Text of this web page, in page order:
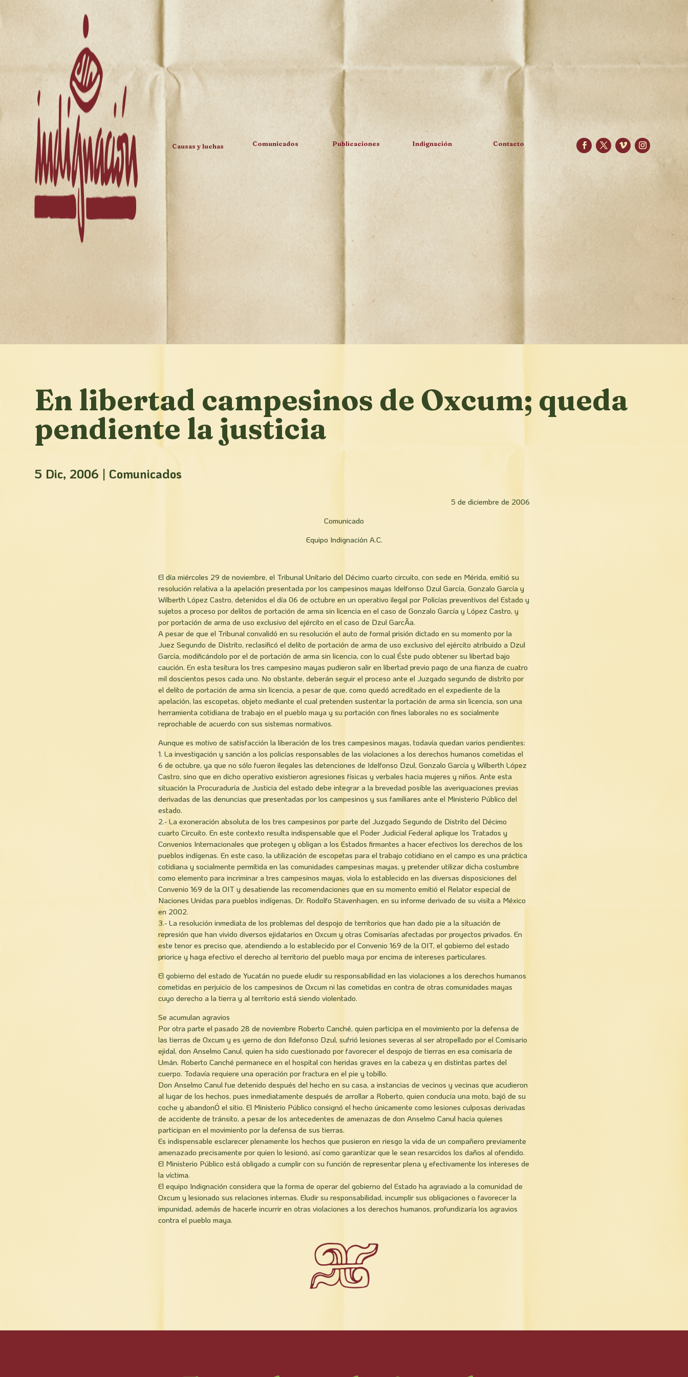
Causas y luchas Comunicados Publicaciones Indignación Contacto
En libertad campesinos de Oxcum; queda
pendiente la justicia
5 Dic, 2006 | Comunicados
5 de diciembre de 2006
Comunicado
Equipo Indignación A.C.
El día miércoles 29 de noviembre, el Tribunal Unitario del Décimo cuarto circuito, con sede en Mérida, emitió su
resolución relativa a la apelación presentada por los campesinos mayas Idelfonso Dzul García, Gonzalo García y
Wilberth López Castro, detenidos el día 06 de octubre en un operativo ilegal por Policías preventivos del Estado y
sujetos a proceso por delitos de portación de arma sin licencia en el caso de Gonzalo García y López Castro, y
por portación de arma de uso exclusivo del ejército en el caso de Dzul GarcÃ­a.
A pesar de que el Tribunal convalidó en su resolución el auto de formal prisión dictado en su momento por la
Juez Segundo de Distrito, reclasificó el delito de portación de arma de uso exclusivo del ejército atribuido a Dzul
García, modificándolo por el de portación de arma sin licencia, con lo cual Éste pudo obtener su libertad bajo
caución. En esta tesitura los tres campesino mayas pudieron salir en libertad previo pago de una fianza de cuatro
mil doscientos pesos cada uno. No obstante, deberán seguir el proceso ante el Juzgado segundo de distrito por
el delito de portación de arma sin licencia, a pesar de que, como quedó acreditado en el expediente de la
apelación, las escopetas, objeto mediante el cual pretenden sustentar la portación de arma sin licencia, son una
herramienta cotidiana de trabajo en el pueblo maya y su portación con fines laborales no es socialmente
reprochable de acuerdo con sus sistemas normativos.
Aunque es motivo de satisfacción la liberación de los tres campesinos mayas, todavía quedan varios pendientes:
1. La investigación y sanción a los policías responsables de las violaciones a los derechos humanos cometidas el
6 de octubre, ya que no sólo fueron ilegales las detenciones de Idelfonso Dzul, Gonzalo Garcí­a y Wilberth López
Castro, sino que en dicho operativo existieron agresiones fí­sicas y verbales hacia mujeres y niños. Ante esta
situación la Procuraduría de Justicia del estado debe integrar a la brevedad posible las averiguaciones previas
derivadas de las denuncias que presentadas por los campesinos y sus familiares ante el Ministerio Público del
estado.
2.- La exoneración absoluta de los tres campesinos por parte del Juzgado Segundo de Distrito del Décimo
cuarto Circuito. En este contexto resulta indispensable que el Poder Judicial Federal aplique los Tratados y
Convenios Internacionales que protegen y obligan a los Estados firmantes a hacer efectivos los derechos de los
pueblos indígenas. En este caso, la utilización de escopetas para el trabajo cotidiano en el campo es una práctica
cotidiana y socialmente permitida en las comunidades campesinas mayas, y pretender utilizar dicha costumbre
como elemento para incriminar a tres campesinos mayas, viola lo establecido en las diversas disposiciones del
Convenio 169 de la OIT y desatiende las recomendaciones que en su momento emitió el Relator especial de
Naciones Unidas para pueblos indígenas, Dr. Rodolfo Stavenhagen, en su informe derivado de su visita a México
en 2002.
3.- La resolución inmediata de los problemas del despojo de territorios que han dado pie a la situación de
represión que han vivido diversos ejidatarios en Oxcum y otras Comisarías afectadas por proyectos privados. En
este tenor es preciso que, atendiendo a lo establecido por el Convenio 169 de la OIT, el gobierno del estado
priorice y haga efectivo el derecho al territorio del pueblo maya por encima de intereses particulares.
El gobierno del estado de Yucatán no puede eludir su responsabilidad en las violaciones a los derechos humanos
cometidas en perjuicio de los campesinos de Oxcum ni las cometidas en contra de otras comunidades mayas
cuyo derecho a la tierra y al territorio está siendo violentado.
Se acumulan agravios
Por otra parte el pasado 28 de noviembre Roberto Canché, quien participa en el movimiento por la defensa de
las tierras de Oxcum y es yerno de don Ildefonso Dzul, sufrió lesiones severas al ser atropellado por el Comisario
ejidal, don Anselmo Canul, quien ha sido cuestionado por favorecer el despojo de tierras en esa comisaría de
Umán. Roberto Canché permanece en el hospital con heridas graves en la cabeza y en distintas partes del
cuerpo. Todavía requiere una operación por fractura en el pie y tobillo.
Don Anselmo Canul fue detenido después del hecho en su casa, a instancias de vecinos y vecinas que acudieron
al lugar de los hechos, pues inmediatamente después de arrollar a Roberto, quien conducía una moto, bajó de su
coche y abandonÓ el sitio. El Ministerio Público consignó el hecho únicamente como lesiones culposas derivadas
de accidente de tránsito, a pesar de los antecedentes de amenazas de don Anselmo Canul hacia quienes
participan en el movimiento por la defensa de sus tierras.
Es indispensable esclarecer plenamente los hechos que pusieron en riesgo la vida de un compañero previamente
amenazado precisamente por quien lo lesionó, así­ como garantizar que le sean resarcidos los daños al ofendido.
El Ministerio Público está obligado a cumplir con su función de representar plena y efectivamente los intereses de
la ví­ctima.
El equipo Indignación considera que la forma de operar del gobierno del Estado ha agraviado a la comunidad de
Oxcum y lesionado sus relaciones internas. Eludir su responsabilidad, incumplir sus obligaciones o favorecer la
impunidad, además de hacerle incurrir en otras violaciones a los derechos humanos, profundizarí­a los agravios
contra el pueblo maya.